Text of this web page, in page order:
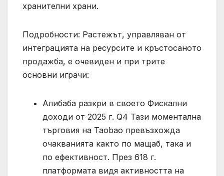
хранителни храни.
Подробности: Растежът, управляван от
интеграцията на ресурсите и кръстосаното
продажба, е очевиден и при трите
основни играчи:
Алибаба разкри в своето Фискални
доходи от 2025 г. Q4 Тази моментална
търговия на Taobao превъзхожда
очакванията както по мащаб, така и
по ефективност. През 618 г.
платформата видя активността на